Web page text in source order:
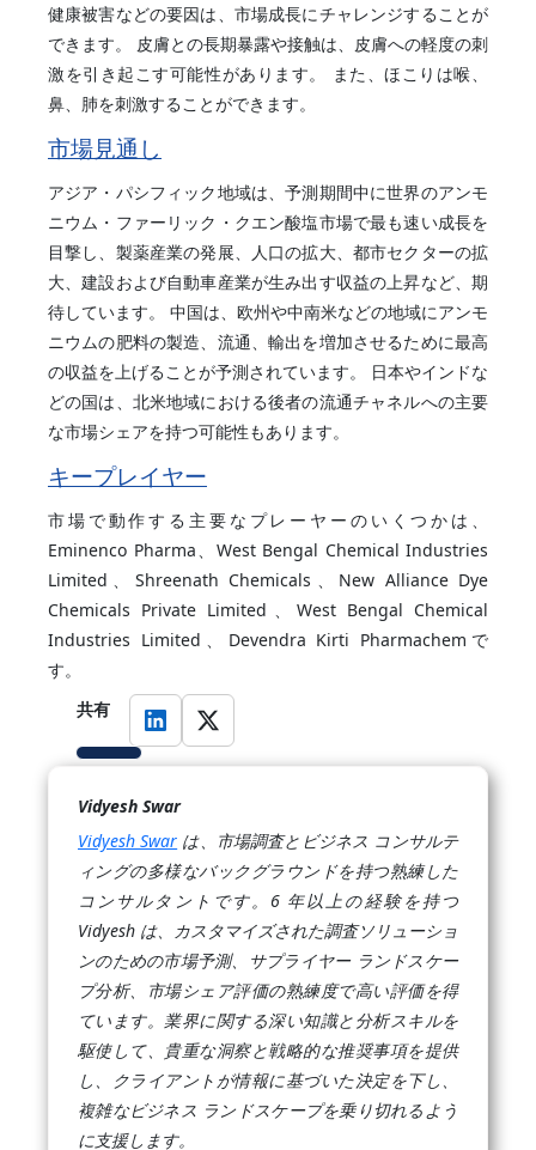
健康被害などの要因は、市場成長にチャレンジすることが
できます。 皮膚との長期暴露や接触は、皮膚への軽度の刺
激を引き起こす可能性があります。 また、ほこりは喉、
鼻、肺を刺激することができます。
市場見通し
アジア・パシフィック地域は、予測期間中に世界のアンモ
ニウム・ファーリック・クエン酸塩市場で最も速い成長を
目撃し、製薬産業の発展、人口の拡大、都市セクターの拡
大、建設および自動車産業が生み出す収益の上昇など、期
待しています。 中国は、欧州や中南米などの地域にアンモ
ニウムの肥料の製造、流通、輸出を増加させるために最高
の収益を上げることが予測されています。 日本やインドな
どの国は、北米地域における後者の流通チャネルへの主要
な市場シェアを持つ可能性もあります。
キープレイヤー
市場で動作する主要なプレーヤーのいくつかは、
Eminenco Pharma、West Bengal Chemical Industries
Limited、Shreenath Chemicals、New Alliance Dye
Chemicals Private Limited、West Bengal Chemical
Industries Limited、Devendra Kirti Pharmachemで
す。
共有
Vidyesh Swar
Vidyesh Swar は、市場調査とビジネス コンサルテ
ィングの多様なバックグラウンドを持つ熟練した
コンサルタントです。6 年以上の経験を持つ
Vidyesh は、カスタマイズされた調査ソリューショ
ンのための市場予測、サプライヤー ランドスケー
プ分析、市場シェア評価の熟練度で高い評価を得
ています。業界に関する深い知識と分析スキルを
駆使して、貴重な洞察と戦略的な推奨事項を提供
し、クライアントが情報に基づいた決定を下し、
複雑なビジネス ランドスケープを乗り切れるよう
に支援します。